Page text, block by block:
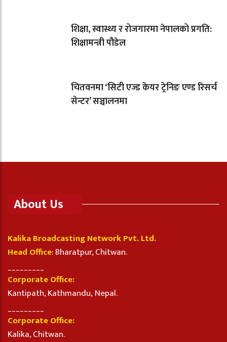
शिक्षा, स्वास्थ्य र रोजगारमा नेपालको प्रगति:
शिक्षामन्त्री पौडेल
चितवनमा ‘सिटी एज्ड केयर ट्रेनिङ एण्ड रिसर्च
सेन्टर’ सञ्चालनमा
About Us
Kalika Broadcasting Network Pvt. Ltd.
Head Office: Bharatpur, Chitwan.
Corporate Office:
Kantipath, Kathmandu, Nepal.
Corporate Office:
Kalika, Chitwan.